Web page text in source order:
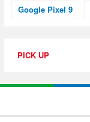
Google Pixel 9
PICK UP